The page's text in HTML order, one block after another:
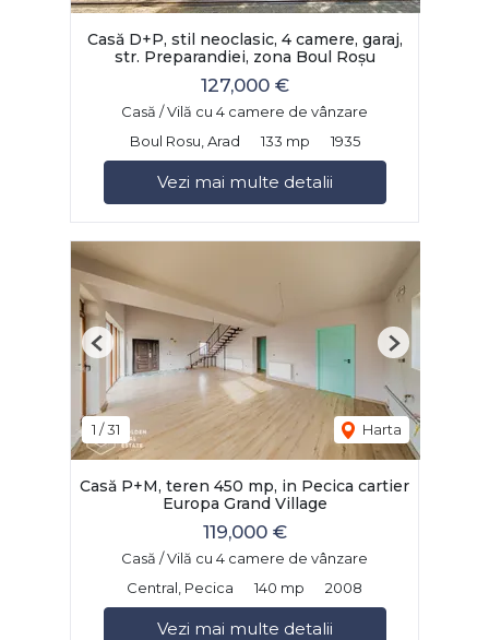
Casă D+P, stil neoclasic, 4 camere, garaj,
str. Preparandiei, zona Boul Roșu
127,000 €
Casă / Vilă cu 4 camere de vânzare
Boul Rosu, Arad
133 mp 1935
Vezi mai multe detalii
1 /31 Harta
Previous Next
Casă P+M, teren 450 mp, in Pecica cartier
Europa Grand Village
119,000 €
Casă / Vilă cu 4 camere de vânzare
Central, Pecica
140 mp 2008
Vezi mai multe detalii